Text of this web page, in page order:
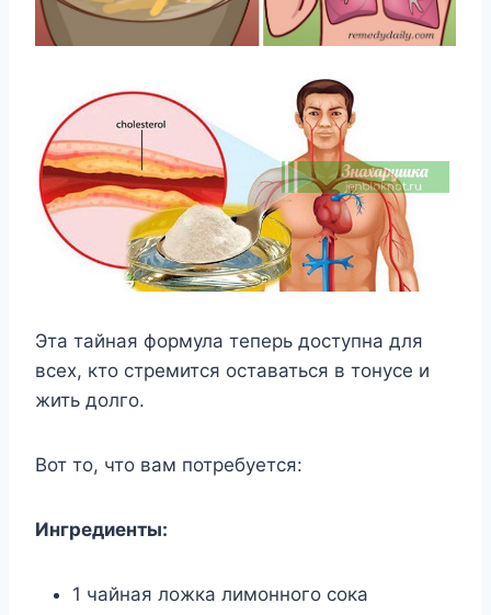
Эта тайная формула теперь доступна для
всех, кто стремится оставаться в тонусе и
жить долго.
Вот то, что вам потребуется:
Ингредиенты:
1 чайная ложка лимонного сока